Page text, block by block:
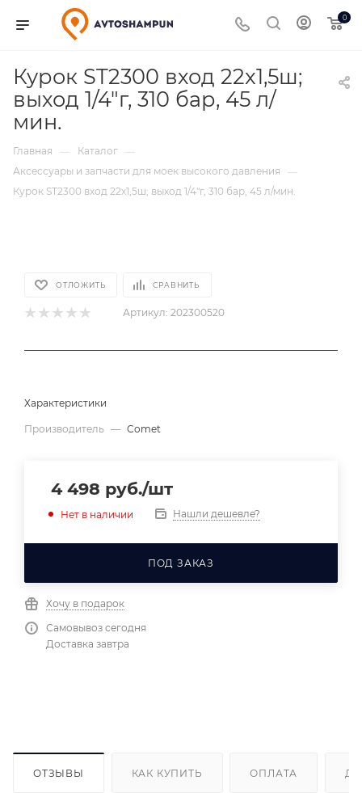
0
Курок ST2300 вход 22x1,5ш;
выход 1/4"г, 310 бар, 45 л/
мин.
Главная — Каталог —
Аксессуары и запчасти для моек высокого давления
—
Курок ST2300 вход 22x1,5ш; выход 1/4"г, 310 бар, 45 л/мин.
ОТЛОЖИТЬ СРАВНИТЬ
Артикул: 202300520
Характеристики
Производитель — Comet
4 498 руб./шт
Нет в наличии Нашли дешевле?
ПОД ЗАКАЗ
Хочу в подарок
Самовывоз сегодня
Доставка завтра
ОТЗЫВЫ КАК КУПИТЬ ОПЛАТА